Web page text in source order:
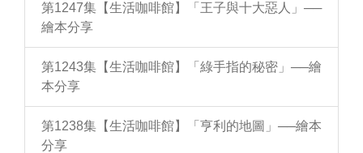
第1247集【生活咖啡館】「王子與十大惡人」──
繪本分享
第1243集【生活咖啡館】「綠手指的秘密」──繪
本分享
第1238集【生活咖啡館】「亨利的地圖」──繪本
分享